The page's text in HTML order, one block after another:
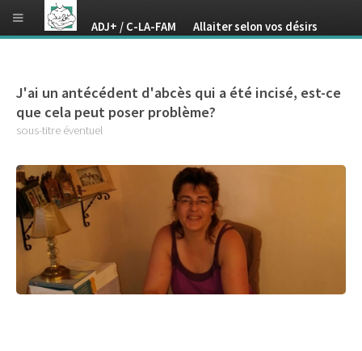
J'ai un antécédent d'abcès qui a été incisé, est-ce
que cela peut poser problème?
sous-titre éventuel
ADJ+ / C-LA-FAM Allaiter selon vos désirs